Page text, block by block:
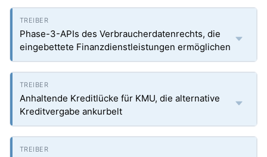
Phase-3-APIs des Verbraucherdatenrechts, die
eingebettete Finanzdienstleistungen ermöglichen
Anhaltende Kreditlücke für KMU, die alternative
Kreditvergabe ankurbelt